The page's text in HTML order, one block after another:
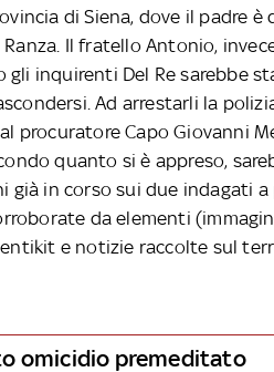
di Siena, dove il padre è
Il fratello Antonio,
gli inquirenti Del Re sarebbe
Ad arrestarli la
procuratore Capo Giovanni
quanto si è appreso,
già in corso sui due indagati
da elementi
e notizie raccolte sul
omicidio premeditato